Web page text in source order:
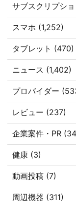
サブスクリプシ
スマホ (1,252)
タブレット (470)
ニュース (1,402)
プロバイダー
レビュー (237)
企業案件・PR
健康 (3)
動画投稿 (7)
周辺機器 (311)